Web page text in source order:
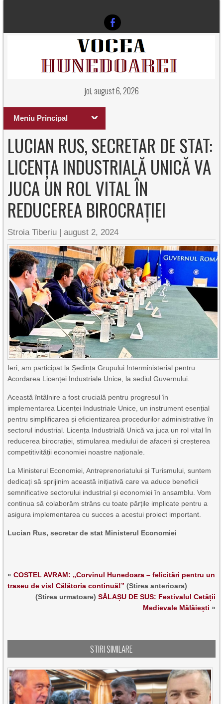
joi, august 6, 2026
Meniu Principal
LUCIAN RUS, SECRETAR DE STAT:
LICENȚA INDUSTRIALĂ UNICĂ VA
JUCA UN ROL VITAL ÎN
REDUCEREA BIROCRAȚIEI
Stroia Tiberiu |august 2, 2024
Ieri, am participat la Ședința Grupului Interministerial pentru
Acordarea Licenței Industriale Unice, la sediul Guvernului.
Această întâlnire a fost crucială pentru progresul în
implementarea Licenței Industriale Unice, un instrument esențial
pentru simplificarea și eficientizarea procedurilor administrative în
sectorul industrial. Licența Industrială Unică va juca un rol vital în
reducerea birocrației, stimularea mediului de afaceri și creșterea
competitivității economiei noastre naționale.
La Ministerul Economiei, Antreprenoriatului și Turismului, suntem
dedicați să sprijinim această inițiativă care va aduce beneficii
semnificative sectorului industrial și economiei în ansamblu. Vom
continua să colaborăm strâns cu toate părțile implicate pentru a
asigura implementarea cu succes a acestui proiect important.
Lucian Rus, secretar de stat Ministerul Economiei
«COSTEL AVRAM: „Corvinul Hunedoara – felicitări pentru un
traseu de vis! Călătoria continuă!” (Stirea anterioara)
(Stirea urmatoare) SĂLAȘU DE SUS: Festivalul Cetății
Medievale Mălăiești »
STIRI SIMILARE